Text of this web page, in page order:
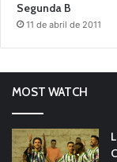
Segunda B
11 de abril de 2011
MOST WATCH